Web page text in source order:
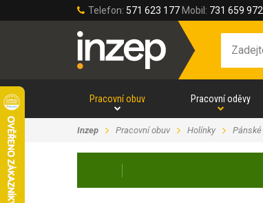
Telefon: 571 623 177 Mobil: 731 659 972
Pracovní obuv Pracovní oděvy
Inzep Pracovní obuv Holínky Pánské